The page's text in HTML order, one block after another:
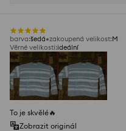
barva:šedá zakoupená velikost:M
Věrné velikosti:ideální
To je skvělé🔥
Zobrazit originál